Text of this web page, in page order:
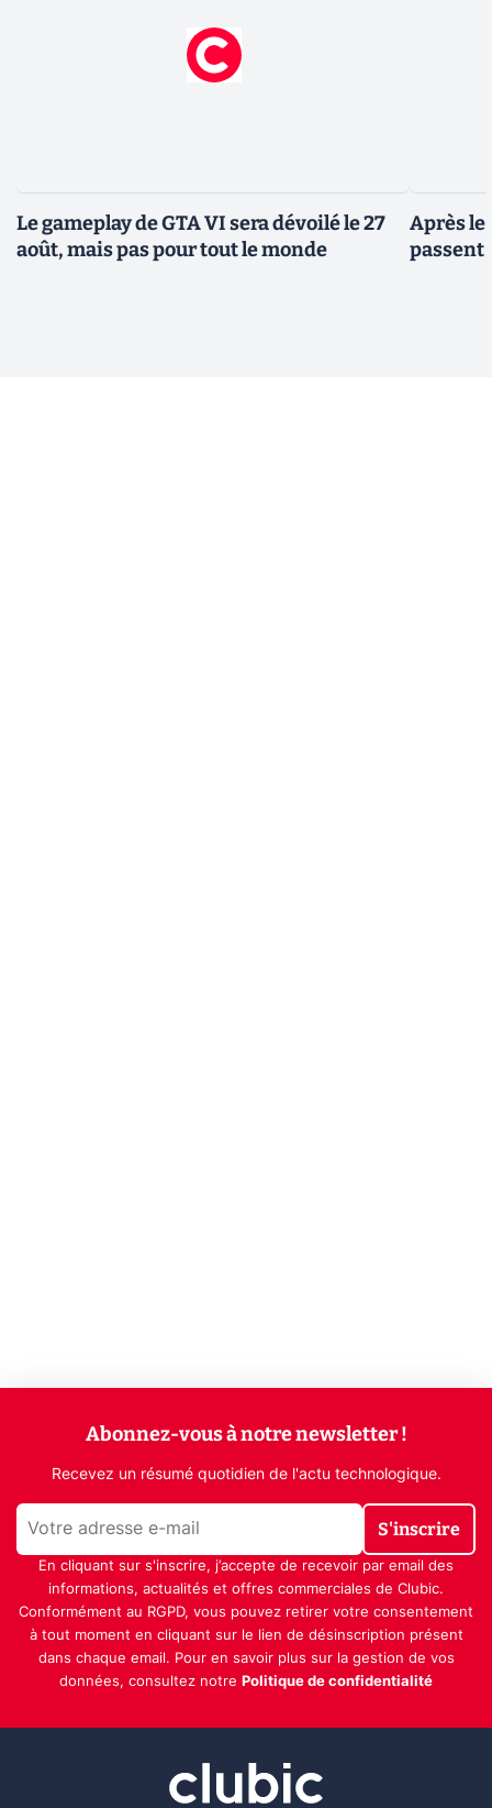
Le gameplay de GTA VI sera dévoilé le 27
août, mais pas pour tout le monde
Après le
passent
Abonnez-vous à notre newsletter !
Recevez un résumé quotidien de l'actu technologique.
S'inscrire
En cliquant sur s'inscrire, j’accepte de recevoir par email des
informations, actualités et offres commerciales de Clubic.
Conformément au RGPD, vous pouvez retirer votre consentement
à tout moment en cliquant sur le lien de désinscription présent
dans chaque email. Pour en savoir plus sur la gestion de vos
données, consultez notre Politique de confidentialité